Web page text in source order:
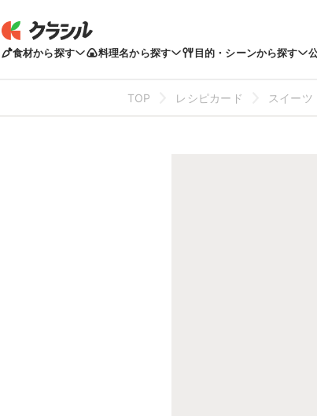
食材から探す 料理名から探す 目的・シーンから探す
TOP レシピカード スイーツ